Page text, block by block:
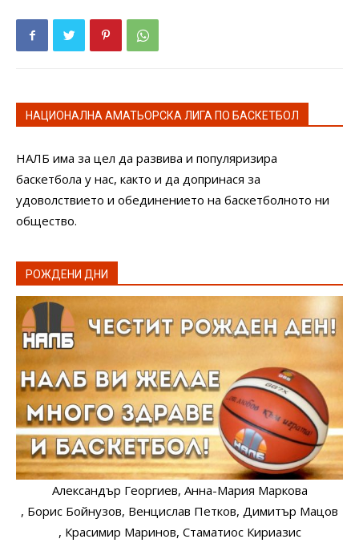
НАЦИОНАЛНА АМАТЬОРСКА ЛИГА ПО БАСКЕТБОЛ
НАЛБ има за цел да развива и популяризира
баскетбола у нас, както и да допринася за
удоволствието и обединението на баскетболното ни
общество.
РОЖДЕНИ ДНИ
Александър Георгиев, Анна-Мария Маркова
, Борис Бойнузов, Венцислав Петков, Димитър Мацов
, Красимир Маринов, Стаматиос Кириазис